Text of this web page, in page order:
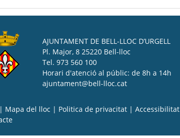
AJUNTAMENT DE BELL-LLOC D’URGELL
Pl. Major, 8 25220 Bell-lloc
Tel. 973 560 100
Horari d'atenció al públic: de 8h a 14h
ajuntament@bell-lloc.cat
| Mapa del lloc | Politica de privacitat | Accessibilitat